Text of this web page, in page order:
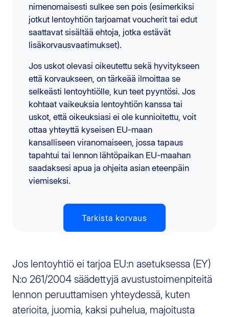
nimenomaisesti sulkee sen pois (esimerkiksi
jotkut lentoyhtiön tarjoamat voucherit tai edut
saattavat sisältää ehtoja, jotka estävät
lisäkorvausvaatimukset).
Jos uskot olevasi oikeutettu sekä hyvitykseen
että korvaukseen, on tärkeää ilmoittaa se
selkeästi lentoyhtiölle, kun teet pyyntösi. Jos
kohtaat vaikeuksia lentoyhtiön kanssa tai
uskot, että oikeuksiasi ei ole kunnioitettu, voit
ottaa yhteyttä kyseisen EU-maan
kansalliseen viranomaiseen, jossa tapaus
tapahtui tai lennon lähtöpaikan EU-maahan
saadaksesi apua ja ohjeita asian eteenpäin
viemiseksi.
Tarkista korvaus
Jos lentoyhtiö ei tarjoa EU:n asetuksessa (EY)
N:o 261/2004 säädettyjä avustustoimenpiteitä
lennon peruuttamisen yhteydessä, kuten
aterioita, juomia, kaksi puhelua, majoitusta